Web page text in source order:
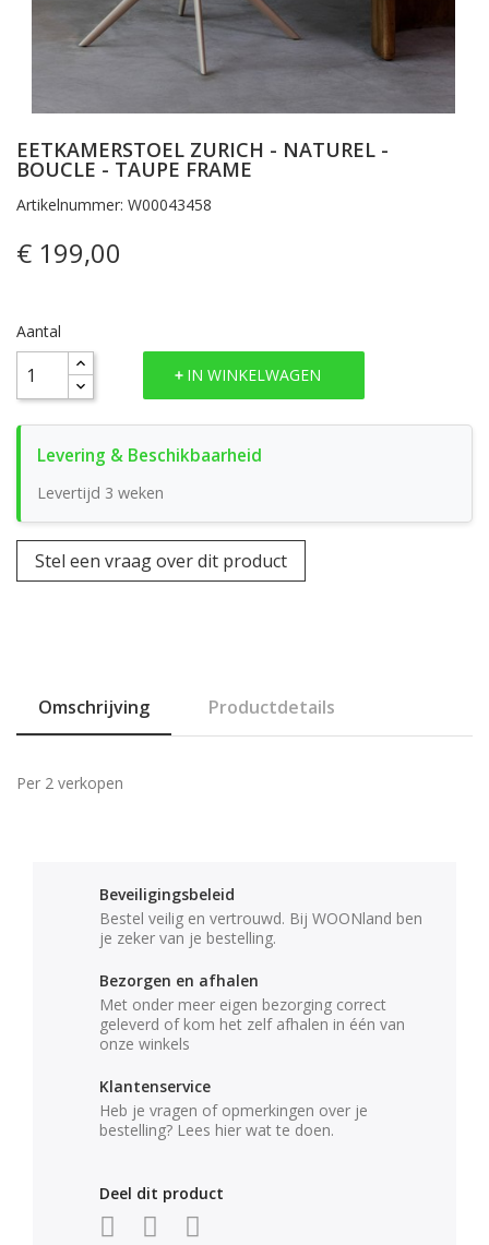
EETKAMERSTOEL ZURICH - NATUREL -
BOUCLE - TAUPE FRAME
Artikelnummer: W00043458
€ 199,00
Aantal
IN WINKELWAGEN
Levertijd 3 weken
Stel een vraag over dit product
Omschrijving Productdetails
Per 2 verkopen
Beveiligingsbeleid
Bestel veilig en vertrouwd. Bij WOONland ben
je zeker van je bestelling.
Bezorgen en afhalen
Met onder meer eigen bezorging correct
geleverd of kom het zelf afhalen in één van
onze winkels
Klantenservice
Heb je vragen of opmerkingen over je
bestelling? Lees hier wat te doen.
Deel dit product